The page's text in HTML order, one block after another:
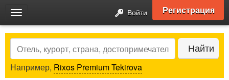
Toggle
navigation
Войти Регистрация
Search Найти
Например, Rixos Premium Tekirova